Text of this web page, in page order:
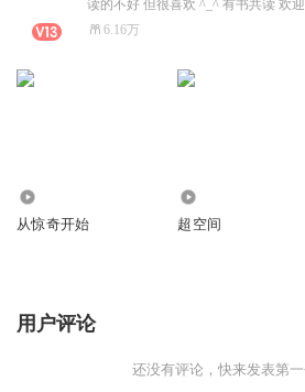
6.16万
从惊奇开始 超空间
用户评论
还没有评论，快来发表第一